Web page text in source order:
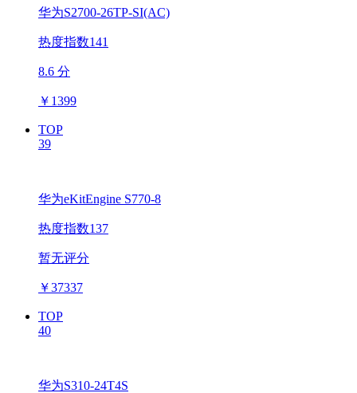
华为S2700-26TP-SI(AC)
热度指数141
8.6 分
￥ 1399
TOP
39
华为eKitEngine S770-8
热度指数137
暂无评分
￥37337
TOP
40
华为S310-24T4S